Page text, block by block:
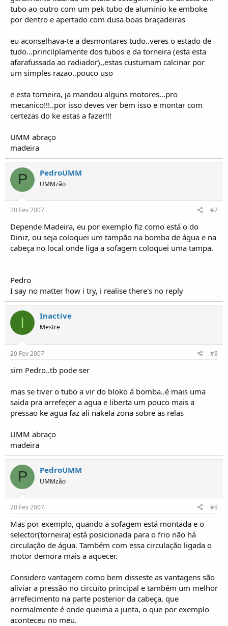
tubo ao outro com um pek tubo de aluminio ke emboke
por dentro e apertado com dusa boas braçadeiras
eu aconselhava-te a desmontares tudo..veres o estado de
tudo...princilplamente dos tubos e da torneira (esta esta
afarafussada ao radiador),,estas custumam calcinar por
um simples razao..pouco uso
e esta torneira, ja mandou alguns motores...pro
mecanico!!!..por isso deves ver bem isso e montar com
certezas do ke estas a fazer!!!
UMM abraço
madeira
P PedroUMM
UMMzão
20 Fev 2007 #7
Depende Madeira, eu por exemplo fiz como está o do
Diniz, ou seja coloquei um tampão na bomba de água e na
cabeça no local onde liga a sofagem coloquei uma tampa.
Pedro
I say no matter how i try, i realise there's no reply
I Inactive
Mestre
20 Fev 2007 #8
sim Pedro..tb pode ser
mas se tiver o tubo a vir do bloko á bomba..é mais uma
saida pra arrefeçer a agua e liberta um pouco mais a
pressao ke agua faz ali nakela zona sobre as relas
UMM abraço
madeira
P PedroUMM
UMMzão
20 Fev 2007 #9
Mas por exemplo, quando a sofagem está montada e o
selector(torneira) está posicionada para o frio não há
circulação de água. Também com essa circulação ligada o
motor demora mais a aquecer.
Considero vantagem como bem disseste as vantagens são
aliviar a pressão no circuito principal e também um melhor
arrefecimento na parte posterior da cabeça, que
normalmente é onde queima a junta, o que por exemplo
aconteceu no meu.